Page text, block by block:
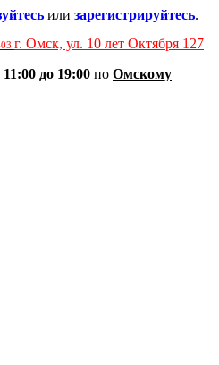
или зарегистрируйтесь.
г. Омск, ул. 10 лет Октября 127
11:00 до 19:00 по Омскому